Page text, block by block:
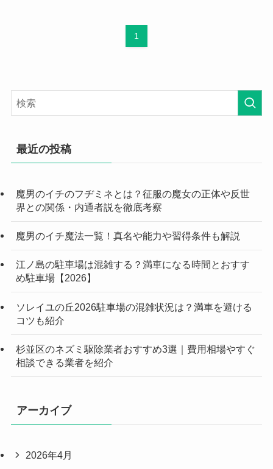
1
最近の投稿
魔男のイチのフヂミネとは？征服の魔女の正体や反世
界との関係・内通者説を徹底考察
魔男のイチ魔法一覧！真名や能力や習得条件も解説
江ノ島の駐車場は混雑する？満車になる時間とおすす
め駐車場【2026】
ソレイユの丘2026駐車場の混雑状況は？満車を避ける
コツも紹介
杉並区のネズミ駆除業者おすすめ3選｜費用相場やすぐ
相談できる業者を紹介
アーカイブ
2026年4月